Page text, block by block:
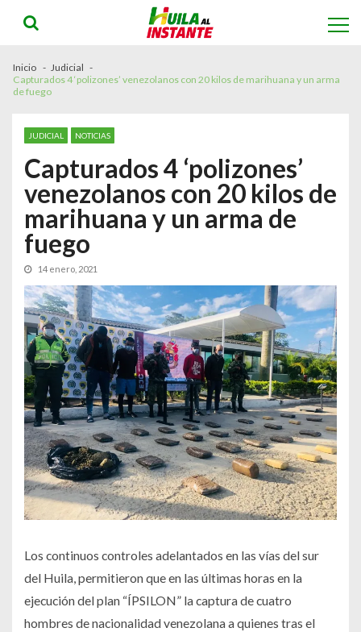
navigation
content
Inicio
Judicial
Capturados 4 ‘polizones’ venezolanos con 20 kilos de marihuana y un arma
de fuego
JUDICIAL NOTICIAS
Capturados 4 ‘polizones’
venezolanos con 20 kilos de
marihuana y un arma de
fuego
14 enero, 2021
Los continuos controles adelantados en las vías del sur
del Huila, permitieron que en las últimas horas en la
ejecución del plan “ÍPSILON” la captura de cuatro
hombres de nacionalidad venezolana a quienes tras el